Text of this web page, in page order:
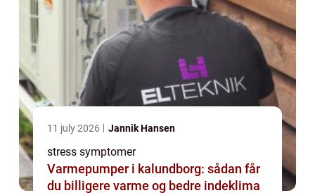
11 july 2026 Jannik Hansen
stress symptomer
Varmepumper i kalundborg: sådan får
du billigere varme og bedre indeklima